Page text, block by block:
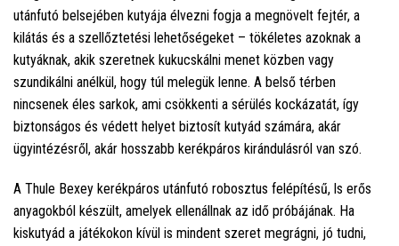
utánfutó belsejében kutyája élvezni fogja a megnövelt fejtér, a
kilátás és a szellőztetési lehetőségeket – tökéletes azoknak a
kutyáknak, akik szeretnek kukucskálni menet közben vagy
szundikálni anélkül, hogy túl melegük lenne. A belső térben
nincsenek éles sarkok, ami csökkenti a sérülés kockázatát, így
biztonságos és védett helyet biztosít kutyád számára, akár
ügyintézésről, akár hosszabb kerékpáros kirándulásról van szó.
A Thule Bexey kerékpáros utánfutó robosztus felépítésű, ls erős
anyagokból készült, amelyek ellenállnak az idő próbájának. Ha
kiskutyád a játékokon kívül is mindent szeret megrágni, jó tudni,